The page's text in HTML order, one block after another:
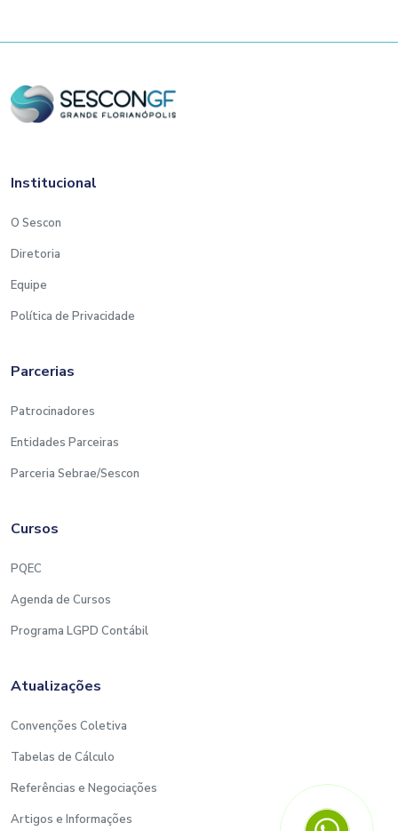
Institucional
O Sescon
Diretoria
Equipe
Política de Privacidade
Parcerias
Patrocinadores
Entidades Parceiras
Parceria Sebrae/Sescon
Cursos
PQEC
Agenda de Cursos
Programa LGPD Contábil
Atualizações
Convenções Coletiva
Tabelas de Cálculo
Referências e Negociações
Artigos e Informações